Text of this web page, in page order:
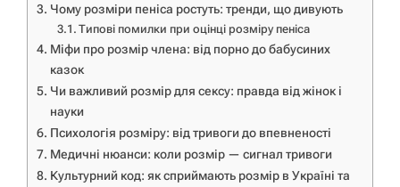
Чому розміри пеніса ростуть: тренди, що дивують
Типові помилки при оцінці розміру пеніса
Міфи про розмір члена: від порно до бабусиних
казок
Чи важливий розмір для сексу: правда від жінок і
науки
Психологія розміру: від тривоги до впевненості
Медичні нюанси: коли розмір — сигнал тривоги
Культурний код: як сприймають розмір в Україні та